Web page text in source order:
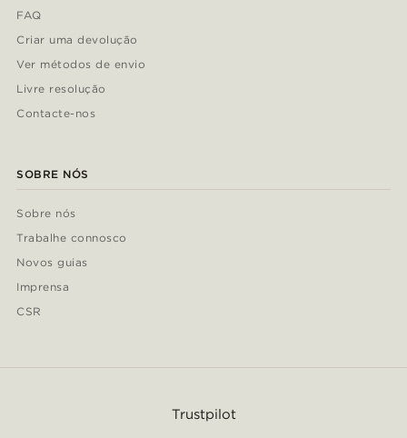
FAQ
Criar uma devolução
Ver métodos de envio
Livre resolução
Contacte-nos
SOBRE NÓS
Sobre nós
Trabalhe connosco
Novos guias
Imprensa
CSR
Trustpilot